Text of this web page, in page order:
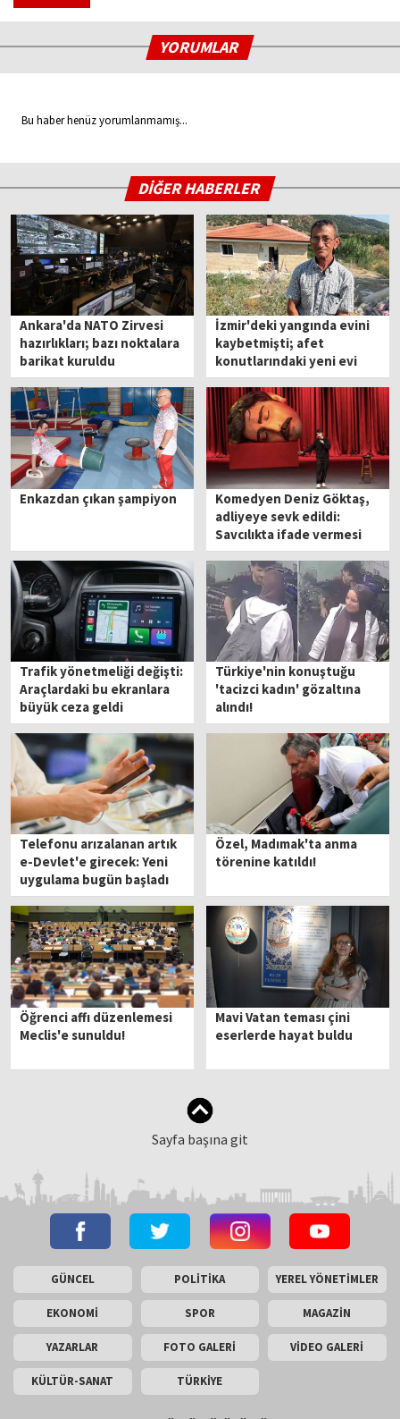
YORUMLAR
Bu haber henüz yorumlanmamış...
DİĞER HABERLER
Ankara'da NATO Zirvesi
hazırlıkları; bazı noktalara
barikat kuruldu
İzmir'deki yangında evini
kaybetmişti; afet
konutlarındaki yeni evi
için gün sayıyor
Enkazdan çıkan şampiyon
Komedyen Deniz Göktaş,
adliyeye sevk edildi:
Savcılıkta ifade vermesi
bekleniyor
Trafik yönetmeliği değişti:
Araçlardaki bu ekranlara
büyük ceza geldi
Türkiye'nin konuştuğu
'tacizci kadın' gözaltına
alındı!
Telefonu arızalanan artık
e-Devlet'e girecek: Yeni
uygulama bugün başladı
Özel, Madımak'ta anma
törenine katıldı!
Öğrenci affı düzenlemesi
Meclis'e sunuldu!
Mavi Vatan teması çini
eserlerde hayat buldu
Sayfa başına git
GÜNCEL POLİTİKA YEREL YÖNETİMLER
EKONOMİ SPOR MAGAZİN
YAZARLAR FOTO GALERİ VİDEO GALERİ
KÜLTÜR-SANAT TÜRKİYE